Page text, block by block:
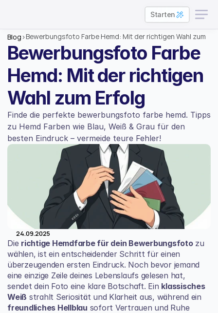
Starten
Blog >Bewerbungsfoto Farbe Hemd: Mit der richtigen Wahl zum
Bewerbungsfoto Farbe
Hemd: Mit der richtigen
Wahl zum Erfolg
Finde die perfekte bewerbungsfoto farbe hemd. Tipps
zu Hemd Farben wie Blau, Weiß & Grau für den
besten Eindruck – vermeide teure Fehler!
24.09.2025
Die richtige Hemdfarbe für dein Bewerbungsfoto zu
wählen, ist ein entscheidender Schritt für einen
überzeugenden ersten Eindruck. Noch bevor jemand
eine einzige Zeile deines Lebenslaufs gelesen hat,
sendet dein Foto eine klare Botschaft. Ein klassisches
Weiß
freundliches Hellblau sofort Vertrauen und Ruhe